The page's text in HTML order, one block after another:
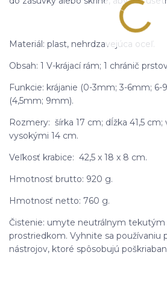
Materiál: plast, nehrdzavejúca oceľ.
Obsah: 1 V-krájací rám; 1 chránič
Funkcie: krájanie (0-3mm; 3-6mm; 6-
(4,5mm; 9mm).
Rozmery: šírka 17 cm; dĺžka 41,5 cm;
vysokými 14 cm.
Veľkosť krabice: 42,5 x 18 x 8 cm.
Hmotnosť brutto: 920 g.
Hmotnosť netto: 760 g.
Čistenie: umyte neutrálnym tekutým
prostriedkom. Vyhnite sa používaniu
nástrojov, ktoré spôsobujú